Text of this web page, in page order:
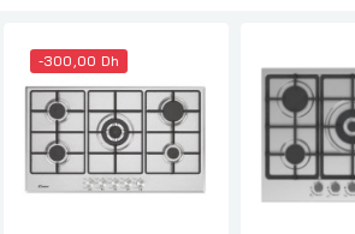
-300,00 Dh